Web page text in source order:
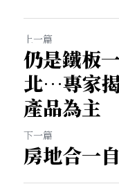
上一篇
仍是鐵板
北…專家
產品為主
下一篇
房地合一